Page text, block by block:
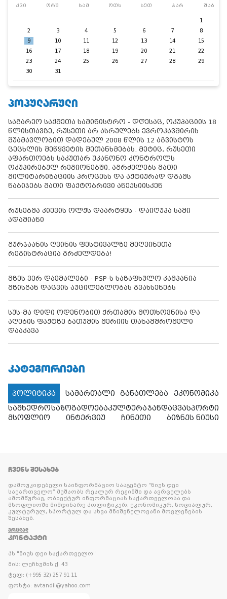
კვი ორშ სამ ოთხ ხუთ პარ შაბ
1
2
3 4 5 6 7
8
9
10 11 12 13 14
15
16
17 18 19 20 21
22
23
24 25 26 27 28
29
30
31
ᲞᲝᲞᲣᲚᲐᲠᲣᲚᲘ
საგარეო საქმეთა სამინისტრო - დღესაც, ოკუპაციის 18
წლისთავზე, რუსეთი არ ასრულებს ევროკავშირის
შუამავლობით დადებულ 2008 წლის 12 აგვისტოს
ცეცხლის შეწყვეტის შეთანხმებას. მეტიც, რუსეთი
აფართოებს საკუთარ უკანონო კონტროლს
ოკუპირებულ რეგიონებში, აგრძელებს მათი
მილიტარიზაციის პროცესს და აქტიურად დგამს
ნაბიჯებს მათი ფაქტობრივი ანექსიისკენ
რუსებმა კიევის ოლქს დაარტყეს - დაიღუპა სამი
ადამიანი
გურჯაანის ღვინის ფესტივალზე მეღვინეთა
რეგისტრაცია გრძელდება!
მზეს ვერ დაემალები - PSP-ს საზაფხულო კამპანია
მზისგან დაცვის აუცილებლობას გვახსენებს
სუს-მა დიდი ოდენობით ქრთამის მოთხოვნისა და
აღების ფაქტზე ბათუმის მერიის თანამშრომელი
დააკავა
ᲙᲐᲢᲔᲒᲝᲠᲘᲔᲑᲘ
პოლიტიკა სამართალი განათლება
ეკონომიკა
სამხედროსაზოგადოებაკულტურაჯანდაცვასპორტი
მსოფლიო
ინტერვიუ ჩინეთი ბიზნეს ნიუსი
ᲩᲕᲔᲜᲡ ᲨᲔᲡᲐᲮᲔᲑ
დამოუკიდებელი საინფორმაციო სააგენტო “ნიუს დეი
საქართველო” მუშაობს რეალურ რეჟიმში და ავრცელებს
ამომწურავ, ობიექტურ ინფორმაციას საქართველოსა და
მსოფლიოში მიმდინარე პოლიტიკურ, ეკონომიკურ, სოციალურ,
კულტურულ, სპორტულ და სხვა მნიშვნელოვანი მოვლენების
შესახებ.
ᲕᲠᲪᲚᲐᲓ
ᲙᲝᲜᲢᲐᲥᲢᲘ
პს "ნიუს დეი საქართველო"
მის: ლეჩხუმის ქ. 43
ტელ: (+995 32) 257 91 11
ფოსტა: avtandil@yahoo.com